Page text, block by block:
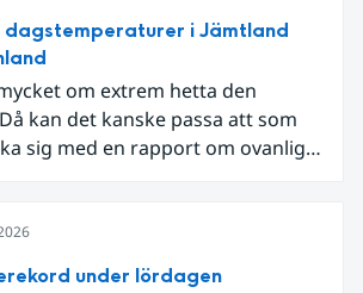
i Jämtland
om extrem hetta den
kan det kanske passa att som
sig med en rapport om ovanligt
under lördagen